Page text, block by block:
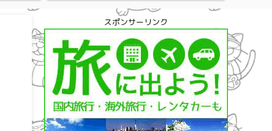
スポンサーリンク